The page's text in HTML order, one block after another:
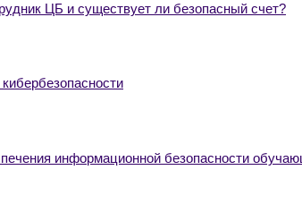
ЦБ и существует ли безопасный счет?
информационной безопасности